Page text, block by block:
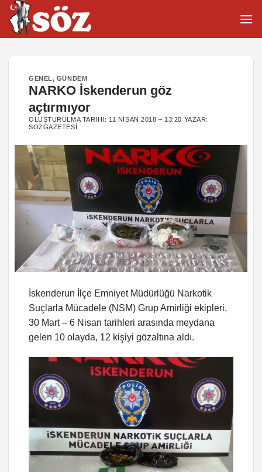
İçeriğe
atla
GENEL, GÜNDEM
NARKO İskenderun göz
açtırmıyor
OLUŞTURULMA TARIHI: 11 NISAN 2018 – 13:20 YAZAR:
SOZGAZETESI
İskenderun İlçe Emniyet Müdürlüğü Narkotik
Suçlarla Mücadele (NSM) Grup Amirliği ekipleri,
30 Mart – 6 Nisan tarihleri arasında meydana
gelen 10 olayda, 12 kişiyi gözaltına aldı.